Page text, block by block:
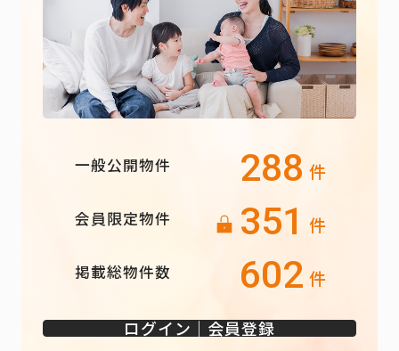
一般公開物件 288 件
会員限定物件 351 件
掲載総物件数 602 件
ログイン｜会員登録